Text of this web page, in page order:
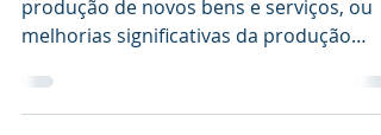
Baixa Densidade (MPr –
2024 – 3)
As operações a apoiar devem visar a